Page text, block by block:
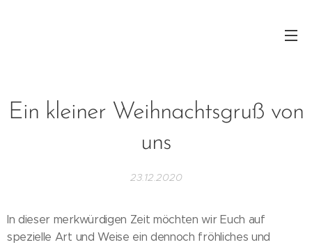
Ein kleiner Weihnachtsgruß von
uns
23.12.2020
In dieser merkwürdigen Zeit möchten wir Euch auf
spezielle Art und Weise ein dennoch fröhliches und